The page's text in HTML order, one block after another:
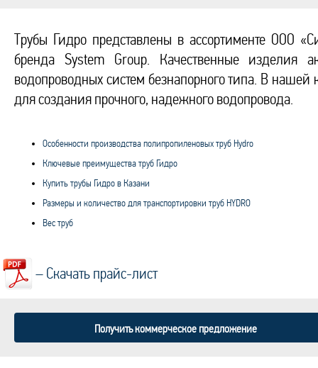
Трубы Гидро представлены в ассортименте ООО
бренда System Group. Качественные изделия
водопроводных систем безнапорного типа. В
для создания прочного, надежного водопровода.
Особенности производства полипропиленовых труб Hydro
Ключевые преимущества труб Гидро
Купить трубы Гидро в Казани
Размеры и количество для транспортировки труб HYDRO
Вес труб
– Скачать прайс-лист
Получить коммерческое предложение